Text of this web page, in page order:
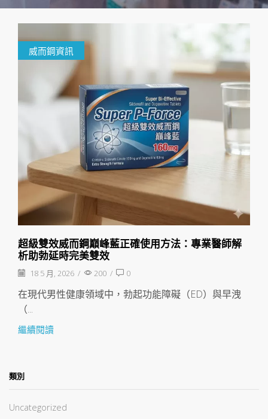
威而鋼資訊
超級雙效威而鋼巔峰藍正確使用方法：專業醫師解
析助勃延時完美雙效
18 5 月, 2026 / 200 / 0
在現代男性健康領域中，勃起功能障礙（ED）與早洩
（...
繼續閱讀
類別
Uncategorized